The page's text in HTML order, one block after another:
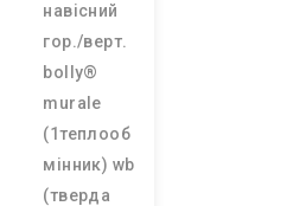
навісний
гор./верт.
bolly®
murale
(1теплооб
мінник) wb
(тверда